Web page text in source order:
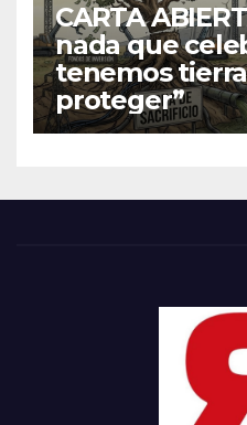
CARTA
nada que
tenemos
proteger”